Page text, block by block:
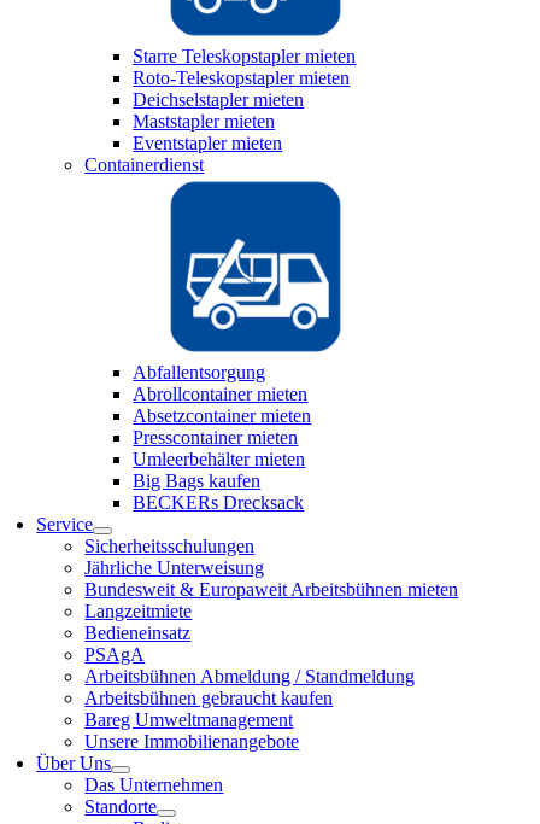
Starre Teleskopstapler mieten
Roto-Teleskopstapler mieten
Deichselstapler mieten
Maststapler mieten
Eventstapler mieten
Containerdienst
Abfallentsorgung
Abrollcontainer mieten
Absetzcontainer mieten
Presscontainer mieten
Umleerbehälter mieten
Big Bags kaufen
BECKERs Drecksack
Service
Sicherheitsschulungen
Jährliche Unterweisung
Bundesweit & Europaweit Arbeitsbühnen mieten
Langzeitmiete
Bedieneinsatz
PSAgA
Arbeitsbühnen Abmeldung / Standmeldung
Arbeitsbühnen gebraucht kaufen
Bareg Umweltmanagement
Unsere Immobilienangebote
Über Uns
Das Unternehmen
Standorte